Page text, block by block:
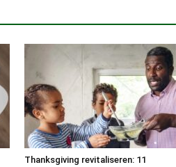
Thanksgiving revitaliseren: 11